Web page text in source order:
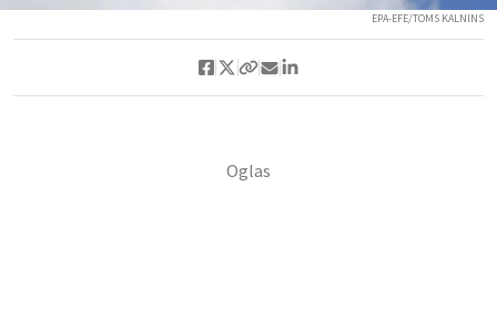
EPA-EFE/TOMS KALNINS